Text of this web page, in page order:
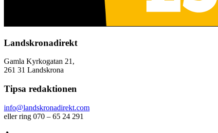
Landskronadirekt
Gamla Kyrkogatan 21,
261 31 Landskrona
Tipsa redaktionen
info@landskronadirekt.com
eller ring 070 – 65 24 291